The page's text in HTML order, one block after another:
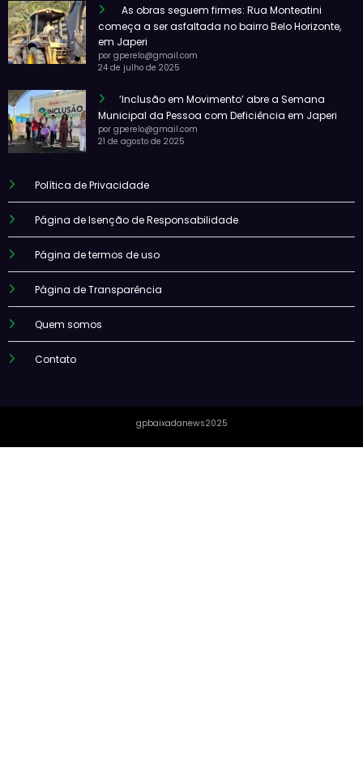
As obras seguem firmes: Rua Monteatini
começa a ser asfaltada no bairro Belo Horizonte,
em Japeri
por gperelo@gmail.com
24 de julho de 2025
‘Inclusão em Movimento’ abre a Semana
Municipal da Pessoa com Deficiência em Japeri
por gperelo@gmail.com
21 de agosto de 2025
Política de Privacidade
Página de Isenção de Responsabilidade
Página de termos de uso
Página de Transparência
Quem somos
Contato
gpbaixadanews2025